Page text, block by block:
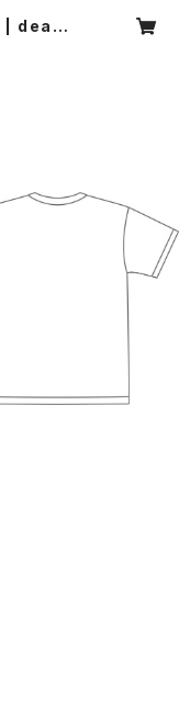
| deark